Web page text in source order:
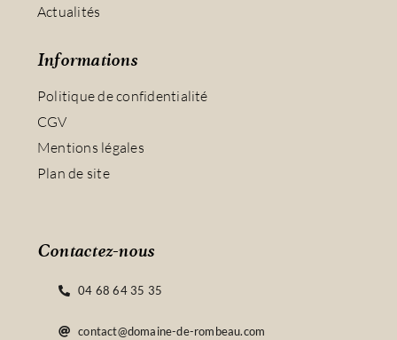
Actualités
Informations
Politique de confidentialité
CGV
Mentions légales
Plan de site
Contactez-nous
04 68 64 35 35
contact@domaine-de-rombeau.com